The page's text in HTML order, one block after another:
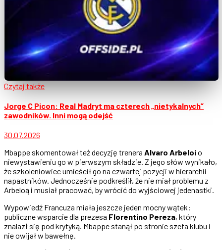
Czytaj także
Jorge C Picon: Real Madryt ma czterech „nietykalnych”
zawodników. Inni mogą odejść
30.07.2026
Mbappe skomentował też decyzję trenera Alvaro Arbeloio
niewystawieniu go w pierwszym składzie. Z jego słów wynikało,
że szkoleniowiec umieścił go na czwartej pozycji w hierarchii
napastników. Jednocześnie podkreślił, że nie miał problemu z
Arbeloą i musiał pracować, by wrócić do wyjściowej jedenastki.
Wypowiedź Francuza miała jeszcze jeden mocny wątek:
publiczne wsparcie dla prezesa Florentino Pereza, który
znalazł się pod krytyką. Mbappe stanął po stronie szefa klubu i
nie owijał w bawełnę.